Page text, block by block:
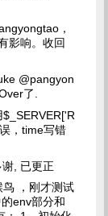
，
影响。收回
@pangyon
了.
$_SERVER['R
，time写错
, 已更正
，刚才测试
env部分和